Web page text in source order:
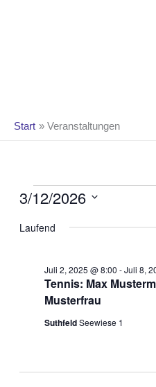
Start Veranstaltungen
für
März
12,2026
3/12/2026
wählen.
Laufend
Tennis: Max
Musterfrau
Juli 2, 2025 @ 8:00 -Juli 8,
SuthfeldSeewiese 1